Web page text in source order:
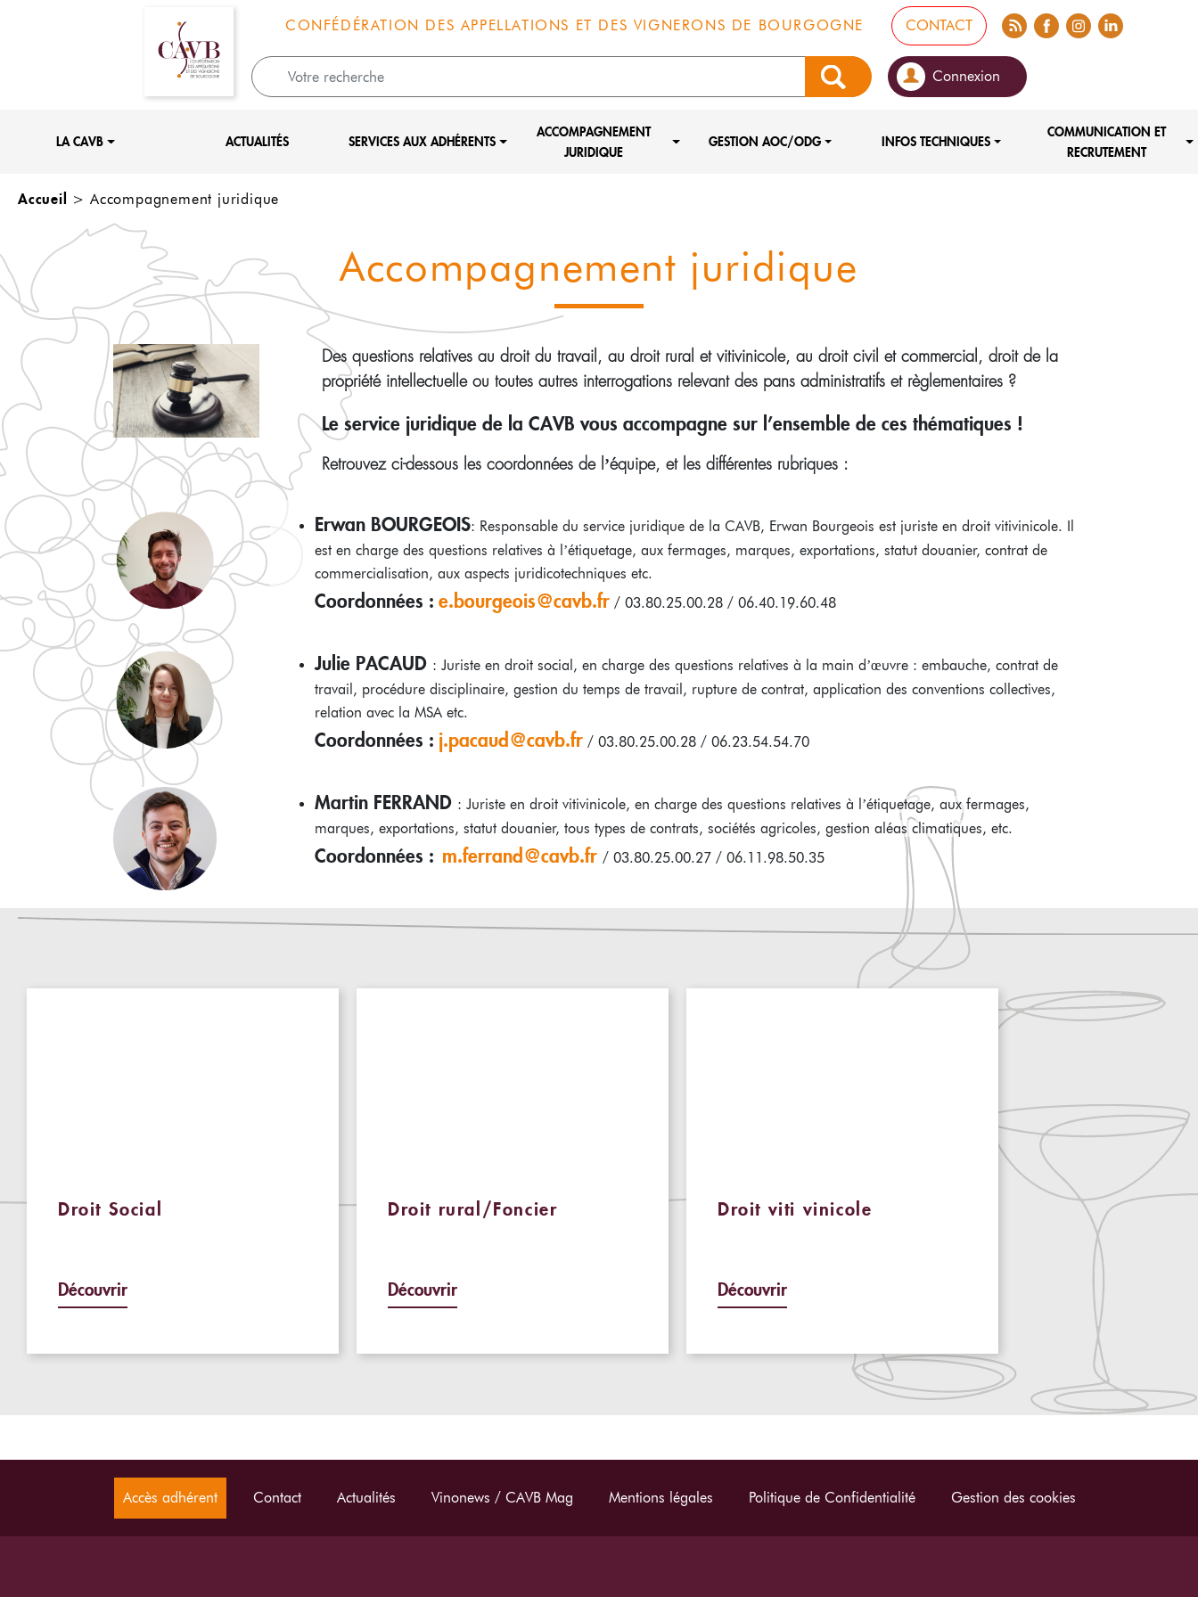
CONFÉDÉRATION DES APPELLATIONS ET DES VIGNERONS DE BOURGOGNE
CONTACT FLUX RSSFACEBOOK
INSTALINKEDIN
Connexion
LA CAVB ACTUALITÉS SERVICES AUX ADHÉRENTS
ACCOMPAGNEMENT
JURIDIQUE
GESTION AOC/ODG INFOS TECHNIQUES
COMMUNICATION ET
RECRUTEMENT
Accueil >Accompagnement juridique
Accompagnement juridique
Des questions relatives au droit du travail, au droit rural et vitivinicole, au droit civil et commercial, droit de la
propriété intellectuelle ou toutes autres interrogations relevant des pans administratifs et règlementaires ?
Le service juridique de la CAVB vous accompagne sur l’ensemble de ces thématiques !
Retrouvez ci-dessous les coordonnées de l’équipe, et les différentes rubriques :
Erwan BOURGEOIS: Responsable du service juridique de la CAVB, Erwan Bourgeois est juriste en droit vitivinicole. Il
est en charge des questions relatives à l’étiquetage, aux fermages, marques, exportations, statut douanier, contrat de
commercialisation, aux aspects juridicotechniques etc.
Coordonnées : e.bourgeois@cavb.fr/ 03.80.25.00.28 / 06.40.19.60.48
Julie PACAUD : Juriste en droit social, en charge des questions relatives à la main d’œuvre : embauche, contrat de
travail, procédure disciplinaire, gestion du temps de travail, rupture de contrat, application des conventions collectives,
relation avec la MSA etc.
Coordonnées : j.pacaud@cavb.fr/ 03.80.25.00.28 / 06.23.54.54.70
Martin FERRAND : Juriste en droit vitivinicole, en charge des questions relatives à l’étiquetage, aux fermages,
marques, exportations, statut douanier, tous types de contrats, sociétés agricoles, gestion aléas climatiques, etc.
Coordonnées : m.ferrand@cavb.fr / 03.80.25.00.27 / 06.11.98.50.35
Droit Social
Découvrir
Droit rural/Foncier
Découvrir
Droit viti vinicole
Découvrir
Accès adhérent Contact Actualités Vinonews / CAVB Mag Mentions légales Politique de Confidentialité Gestion des cookies